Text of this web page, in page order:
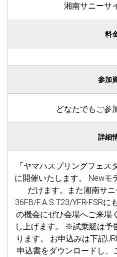
湘南サニーサ
料
参加
どなたでもご参
詳細
「ヤマハスプリングフェ
に開催いたします。 Newモ
だけます。また湘南サ
36FB/F.A.S.T23/YFR-FSR
の機会にぜひ会場へご来場
し上げます。 ※試乗艇は予
ります。 お申込みは下記
申込書をダウンロードし、